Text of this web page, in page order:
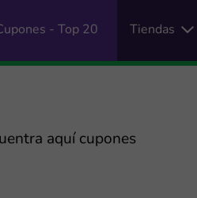
- Top 20 Tiendas
aquí cupones